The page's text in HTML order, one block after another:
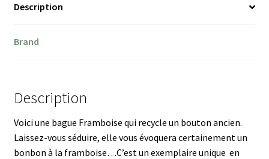
Description
Brand
Description
Voici une bague Framboise qui recycle un bouton ancien.
Laissez-vous séduire, elle vous évoquera certainement un
bonbon à la framboise…C’est un exemplaire unique en